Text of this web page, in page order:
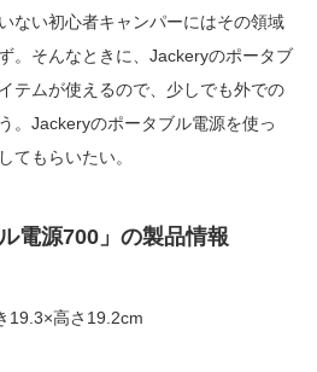
ない初心者キャンパーにはその領域
。そんなときに、Jackeryのポータブ
テムが使えるので、少しでも外での
。Jackeryのポータブル電源を使っ
てもらいたい。
電源700」の製品情報
19.3×高さ19.2cm